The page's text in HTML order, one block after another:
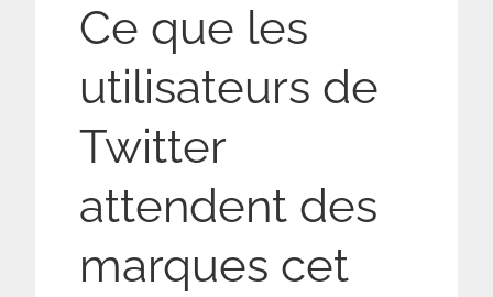
Ce que les
utilisateurs de
Twitter
attendent des
marques cet